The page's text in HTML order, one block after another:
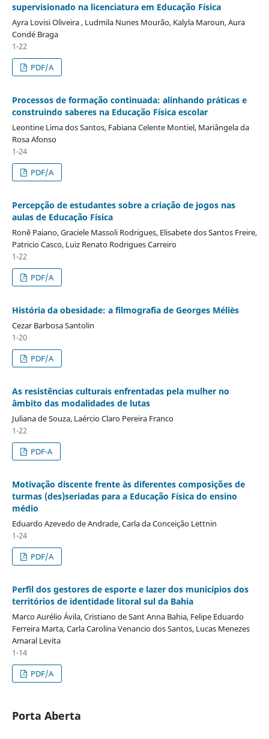
supervisionado na licenciatura em Educação Física
Ayra Lovisi Oliveira , Ludmila Nunes Mourão, Kalyla Maroun, Aura
Condé Braga
1-22
PDF/A
Processos de formação continuada: alinhando práticas e
construindo saberes na Educação Física escolar
Leontine Lima dos Santos, Fabiana Celente Montiel, Mariângela da
Rosa Afonso
1-24
PDF/A
Percepção de estudantes sobre a criação de jogos nas
aulas de Educação Física
Ronê Paiano, Graciele Massoli Rodrigues, Elisabete dos Santos Freire,
Patricio Casco, Luiz Renato Rodrigues Carreiro
1-22
PDF/A
História da obesidade: a filmografia de Georges Méliès
Cezar Barbosa Santolin
1-20
PDF/A
As resistências culturais enfrentadas pela mulher no
âmbito das modalidades de lutas
Juliana de Souza, Laércio Claro Pereira Franco
1-22
PDF-A
Motivação discente frente às diferentes composições de
turmas (des)seriadas para a Educação Física do ensino
médio
Eduardo Azevedo de Andrade, Carla da Conceição Lettnin
1-24
PDF/A
Perfil dos gestores de esporte e lazer dos municípios dos
territórios de identidade litoral sul da Bahia
Marco Aurélio Ávila, Cristiano de Sant Anna Bahia, Felipe Eduardo
Ferreira Marta, Carla Carolina Venancio dos Santos, Lucas Menezes
Amaral Levita
1-14
PDF/A
Porta Aberta